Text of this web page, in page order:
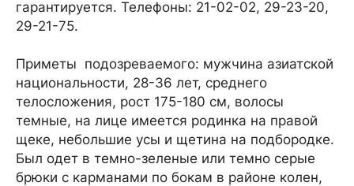
гарантируется. Телефоны: 21-02-02, 29-23-20,
29-21-75.
Приметы подозреваемого: мужчина азиатской
национальности, 28-36 лет, среднего
телосложения, рост 175-180 см, волосы
темные, на лице имеется родинка на правой
щеке, небольшие усы и щетина на подбородке.
Был одет в темно-зеленые или темно серые
брюки с карманами по бокам в районе колен,